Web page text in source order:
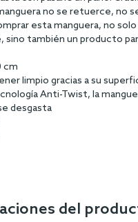
no se retuerce, no
esta manguera, no
sino también un producto
cm
limpio gracias a su
Anti-Twist, la
desgasta
del